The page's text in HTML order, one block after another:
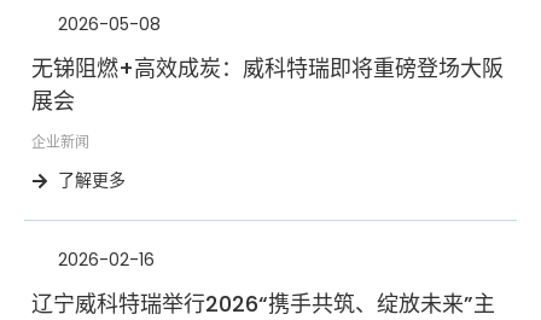
2026-05-08
无锑阻燃+高效成炭：威科特瑞即将重磅登场大阪
展会
企业新闻
了解更多
2026-02-16
辽宁威科特瑞举行2026“携手共筑、绽放未来”主